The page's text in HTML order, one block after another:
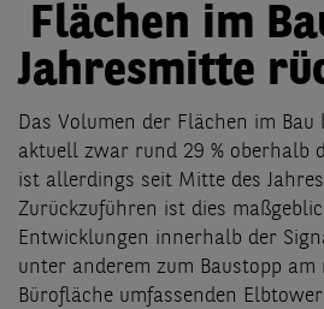
Flächen im
Jahresmitte
Das Volumen der Flächen im Bau
aktuell zwar rund 29 % oberhalb
ist allerdings seit Mitte des
Zurückzuführen ist dies
Entwicklungen innerhalb der
unter anderem zum Baustopp am
Bürofläche umfassenden